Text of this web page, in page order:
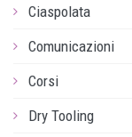
Ciaspolata
Comunicazioni
Corsi
Dry Tooling